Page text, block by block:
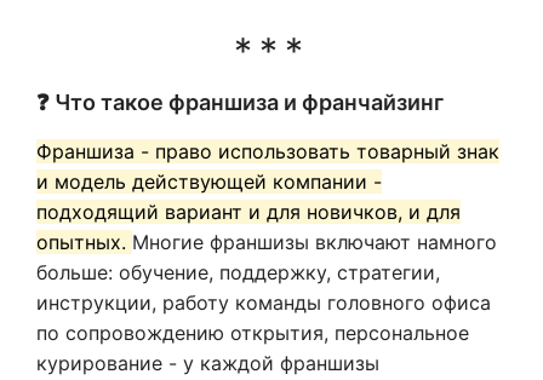
❓ Что такое франшиза и франчайзинг
Франшиза - право использовать товарный знак
и модель действующей компании -
подходящий вариант и для новичков, и для
опытных. Многие франшизы включают намного
больше: обучение, поддержку, стратегии,
инструкции, работу команды головного офиса
по сопровождению открытия, персональное
курирование - у каждой франшизы